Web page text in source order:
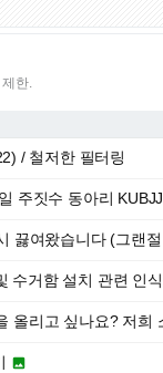
한.
/ 철저한 필터링
주짓수 동아리
끓여왔습니다 (그랜
수거함 설치 관련 인
리고 싶나요? 저희
